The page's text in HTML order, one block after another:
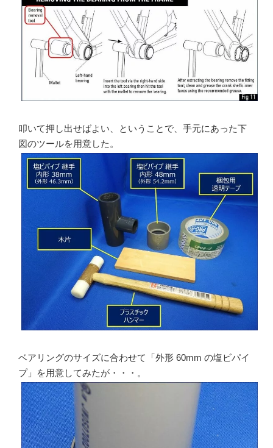
叩いて押し出せばよい、ということで、手元にあった下
図のツールを用意した。
ベアリングのサイズに合わせて「外形 60mm の塩ビパイ
プ」を用意してみたが・・・。